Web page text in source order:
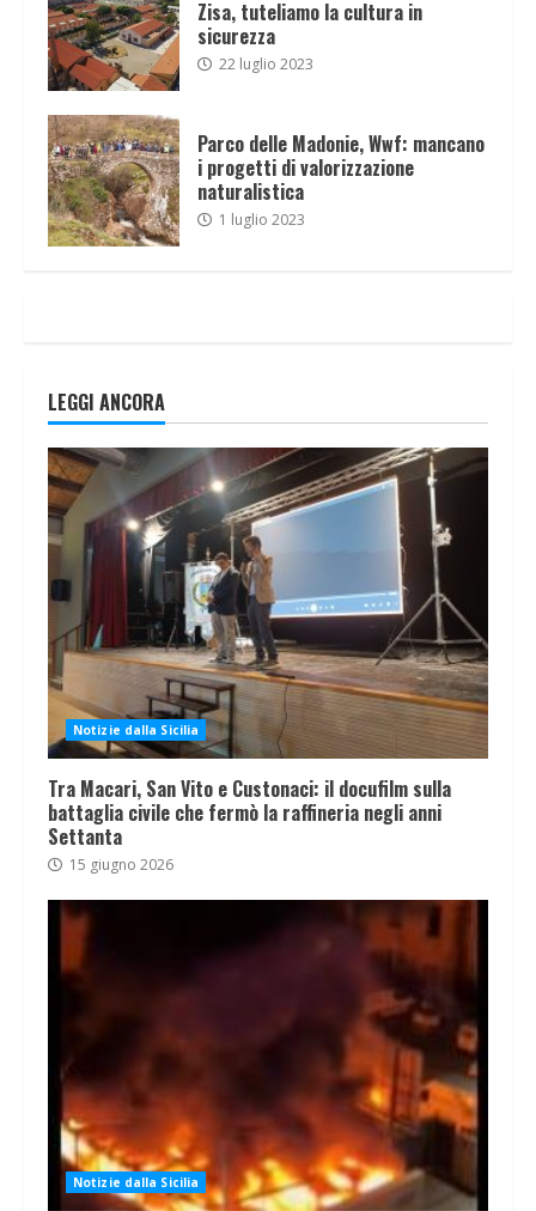
Zisa, tuteliamo la cultura in
sicurezza
22 luglio 2023
Parco delle Madonie, Wwf: mancano
i progetti di valorizzazione
naturalistica
1 luglio 2023
LEGGI ANCORA
Notizie dalla Sicilia
Tra Macari, San Vito e Custonaci: il docufilm sulla
battaglia civile che fermò la raffineria negli anni
Settanta
15 giugno 2026
Notizie dalla Sicilia